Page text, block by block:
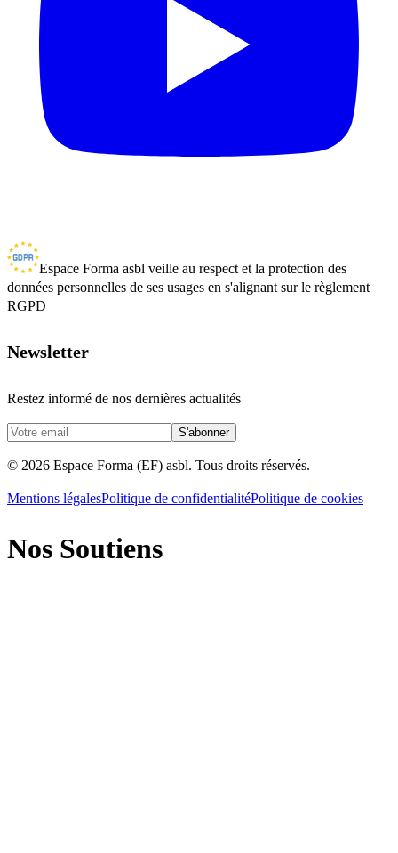
Espace Forma asbl veille au respect et la protection des
données personnelles de ses usages en s'alignant sur le règlement
RGPD
Newsletter
Restez informé de nos dernières actualités
S'abonner
© 2026 Espace Forma (EF) asbl. Tous droits réservés.
Mentions légalesPolitique de confidentialitéPolitique de cookies
Nos Soutiens